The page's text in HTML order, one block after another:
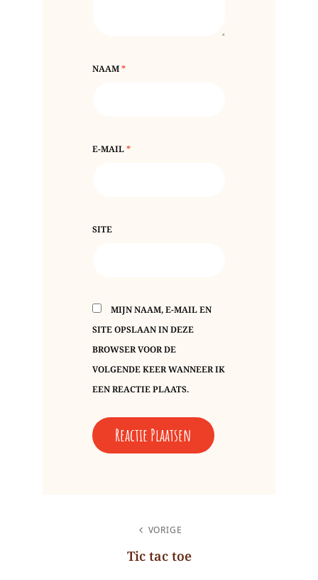
NAAM*
E-MAIL*
SITE
MIJN NAAM, E-MAIL EN
SITE OPSLAAN IN DEZE
BROWSER VOOR DE
VOLGENDE KEER WANNEER IK
EEN REACTIE PLAATS.
VORIGE
Tic tac toe